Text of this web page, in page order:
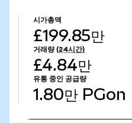
시가총액
£199.85만
거래량 (24시간)
£4.84만
유통 중인 공급량
1.80만 PGon